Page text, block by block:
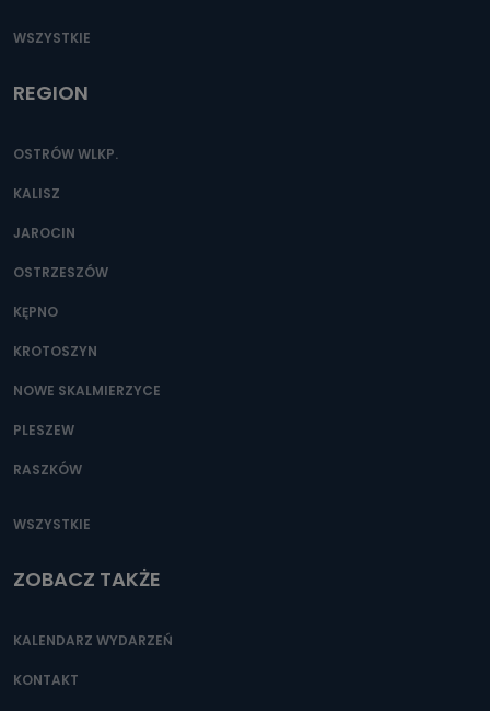
WSZYSTKIE
REGION
OSTRÓW WLKP.
KALISZ
JAROCIN
OSTRZESZÓW
KĘPNO
KROTOSZYN
NOWE SKALMIERZYCE
PLESZEW
RASZKÓW
WSZYSTKIE
ZOBACZ TAKŻE
KALENDARZ WYDARZEŃ
KONTAKT